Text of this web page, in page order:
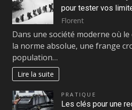
pour tester vos
Florent
Dans une société moderne où
la norme absolue, une frange
population…
Lire la suite
PRATIQUE
Les clés pour une